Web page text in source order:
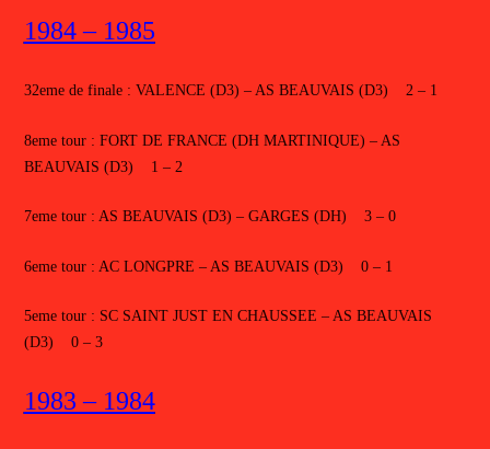
1984 – 1985
32eme de finale : VALENCE (D3) – AS BEAUVAIS (D3) 2 – 1
8eme tour : FORT DE FRANCE (DH MARTINIQUE) – AS
BEAUVAIS (D3) 1 – 2
7eme tour : AS BEAUVAIS (D3) – GARGES (DH) 3 – 0
6eme tour : AC LONGPRE – AS BEAUVAIS (D3) 0 – 1
5eme tour : SC SAINT JUST EN CHAUSSEE – AS BEAUVAIS
(D3) 0 – 3
1983 – 1984